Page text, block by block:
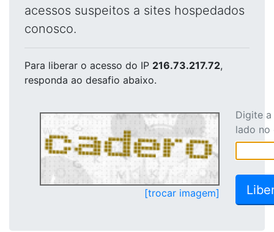
acessos suspeitos a sites hospedados
conosco.
Para liberar o acesso do IP 216.73.217.72,
responda ao desafio abaixo.
[trocar imagem]
Digite
lado no